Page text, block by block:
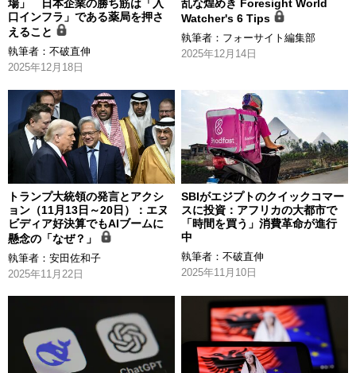
場」 日本企業の勝ち筋は「入
口インフラ」である薬局を押さ
えること
執筆者： 不破直伸
2025年12月18日
乱な煌めき Foresight World
Watcher's 6 Tips
執筆者： フォーサイト編集部
2025年12月14日
トランプ大統領の発言とアクシ
ョン（11月13日～20日）：エヌ
ビディア好決算でもAIブームに
懸念の「なぜ？」
執筆者： 安田佐和子
2025年11月22日
SBIがエジプトのクイックコマー
スに投資：アフリカの大都市で
「時間を買う」消費革命が進行
中
執筆者：不破直伸
2025年11月10日